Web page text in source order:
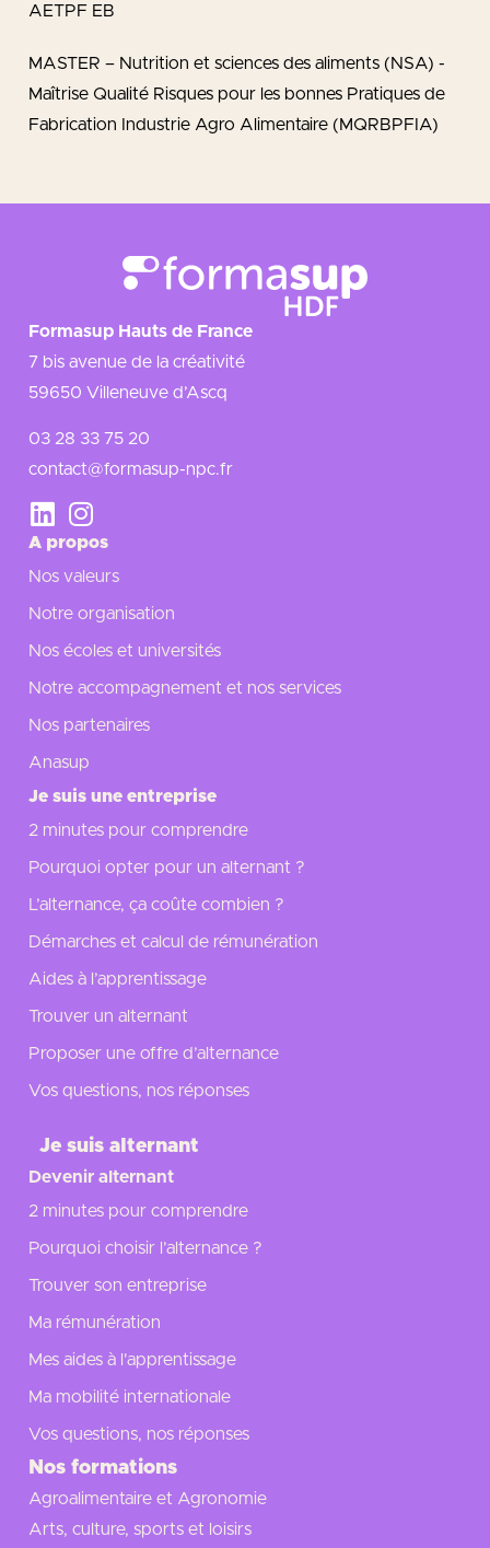
AETPF EB
MASTER – Nutrition et sciences des aliments (NSA) -
Maîtrise Qualité Risques pour les bonnes Pratiques de
Fabrication Industrie Agro Alimentaire (MQRBPFIA)
Formasup Hauts de France
7 bis avenue de la créativité
59650 Villeneuve d’Ascq
03 28 33 75 20
contact@formasup-npc.fr
A propos
Nos valeurs
Notre organisation
Nos écoles et universités
Notre accompagnement et nos services
Nos partenaires
Anasup
Je suis une entreprise
2 minutes pour comprendre
Pourquoi opter pour un alternant ?
L’alternance, ça coûte combien ?
Démarches et calcul de rémunération
Aides à l’apprentissage
Trouver un alternant
Proposer une offre d’alternance
Vos questions, nos réponses
Je suis alternant
Devenir alternant
2 minutes pour comprendre
Pourquoi choisir l’alternance ?
Trouver son entreprise
Ma rémunération
Mes aides à l'apprentissage
Ma mobilité internationale
Vos questions, nos réponses
Nos formations
Agroalimentaire et Agronomie
Arts, culture, sports et loisirs